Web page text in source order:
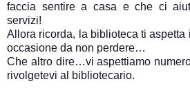
faccia sentire a casa e che ci
servizi!
Allora ricorda, la biblioteca ti aspetta
occasione da non perdere…
Che altro dire…vi aspettiamo
rivolgetevi al bibliotecario.